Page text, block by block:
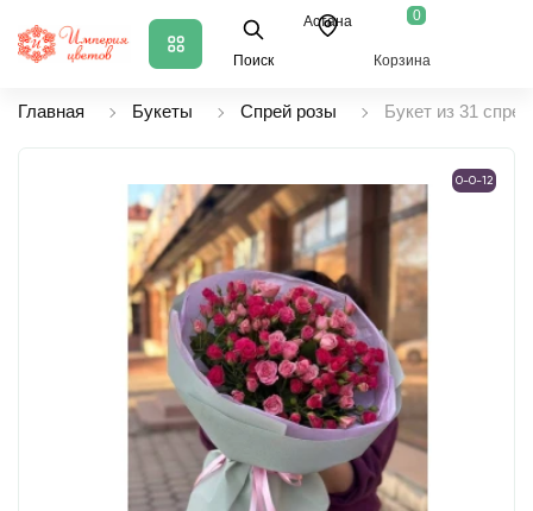
Поиск
Астана 0
Корзина
Главная Букеты Спрей розы Букет из 31
0-0-12